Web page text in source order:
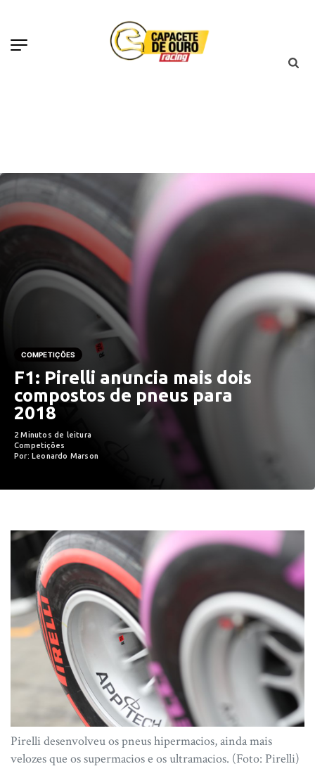
COMPETIÇÕES
F1: Pirelli anuncia mais dois
compostos de pneus para
2018
2 Minutos de leitura
Competições
Por: Leonardo Marson
Pirelli desenvolveu os pneus hipermacios, ainda mais
velozes que os supermacios e os ultramacios. (Foto: Pirelli)